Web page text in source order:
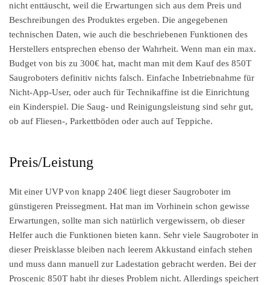
nicht enttäuscht, weil die Erwartungen sich aus dem Preis und
Beschreibungen des Produktes ergeben. Die angegebenen
technischen Daten, wie auch die beschriebenen Funktionen des
Herstellers entsprechen ebenso der Wahrheit. Wenn man ein max.
Budget von bis zu 300€ hat, macht man mit dem Kauf des 850T
Saugroboters definitiv nichts falsch. Einfache Inbetriebnahme für
Nicht-App-User, oder auch für Technikaffine ist die Einrichtung
ein Kinderspiel. Die Saug- und Reinigungsleistung sind sehr gut,
ob auf Fliesen-, Parkettböden oder auch auf Teppiche.
Preis/Leistung
Mit einer UVP von knapp 240€ liegt dieser Saugroboter im
günstigeren Preissegment. Hat man im Vorhinein schon gewisse
Erwartungen, sollte man sich natürlich vergewissern, ob dieser
Helfer auch die Funktionen bieten kann. Sehr viele Saugroboter in
dieser Preisklasse bleiben nach leerem Akkustand einfach stehen
und muss dann manuell zur Ladestation gebracht werden. Bei der
Proscenic 850T habt ihr dieses Problem nicht. Allerdings speichert